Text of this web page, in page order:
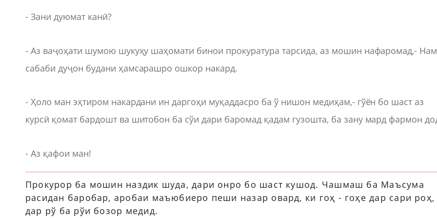
- Зани дуюмат канӣ?
- Аз ваҷоҳати шумою шукуҳу шаҳомати бинои прокуратура тарсида, аз мошин нафаромад,-
сабаби дуҷон будани ҳамсарашро ошкор накард.
- Ҳоло ман эҳтиром накардани ин даргоҳи муқаддасро ба ў нишон медиҳам,- гўён бо шаст аз
курсӣ қомат бардошт ва шитобон ба сўи дари баромад қадам гузошта, ба зану мард фармон
- Аз қафои ман!
Прокурор ба мошин наздик шуда, дари онро бо шаст кушод. Чашмаш ба Маъсума
расидан баробар, аробаи маъюбиеро пеши назар овард, ки гоҳ - гоҳе дар сари роҳ,
дар рў ба рўи бозор медид.